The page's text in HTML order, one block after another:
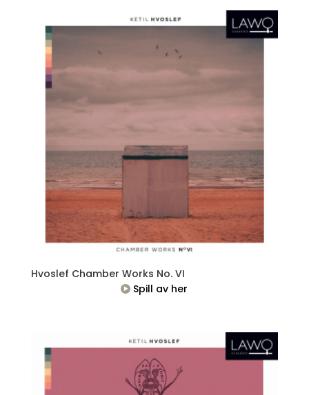
Hvoslef Chamber Works No. VI
Spill av her